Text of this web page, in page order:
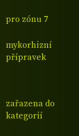
pro zónu 7
mykorhizní
přípravek
zařazena do
kategorií